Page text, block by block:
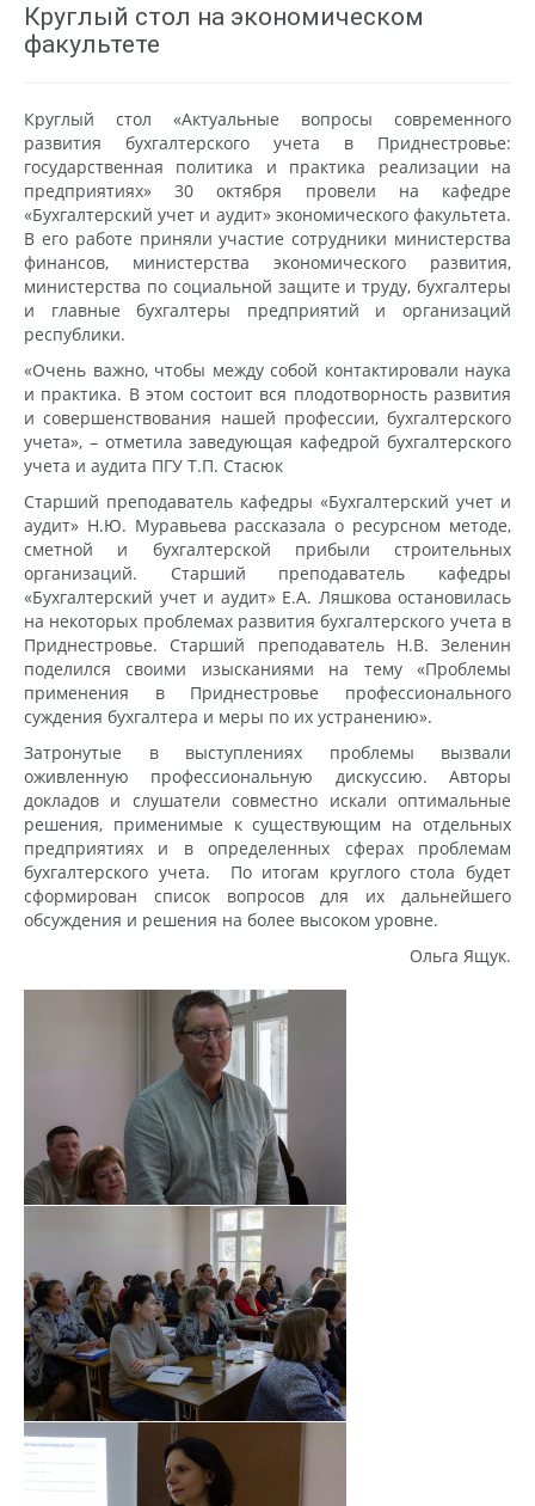
Круглый стол на экономическом
факультете
Круглый стол «Актуальные вопросы современного
развития бухгалтерского учета в Приднестровье:
государственная политика и практика реализации на
предприятиях» 30 октября провели на кафедре
«Бухгалтерский учет и аудит» экономического факультета.
В его работе приняли участие сотрудники министерства
финансов, министерства экономического развития,
министерства по социальной защите и труду, бухгалтеры
и главные бухгалтеры предприятий и организаций
республики.
«Очень важно, чтобы между собой контактировали наука
и практика. В этом состоит вся плодотворность развития
и совершенствования нашей профессии, бухгалтерского
учета», – отметила заведующая кафедрой бухгалтерского
учета и аудита ПГУ Т.П. Стасюк
Старший преподаватель кафедры «Бухгалтерский учет и
аудит» Н.Ю. Муравьева рассказала о ресурсном методе,
сметной и бухгалтерской прибыли строительных
организаций. Старший преподаватель кафедры
«Бухгалтерский учет и аудит» Е.А. Ляшкова остановилась
на некоторых проблемах развития бухгалтерского учета в
Приднестровье. Старший преподаватель Н.В. Зеленин
поделился своими изысканиями на тему «Проблемы
применения в Приднестровье профессионального
суждения бухгалтера и меры по их устранению».
Затронутые в выступлениях проблемы вызвали
оживленную профессиональную дискуссию. Авторы
докладов и слушатели совместно искали оптимальные
решения, применимые к существующим на отдельных
предприятиях и в определенных сферах проблемам
бухгалтерского учета. По итогам круглого стола будет
сформирован список вопросов для их дальнейшего
обсуждения и решения на более высоком уровне.
Ольга Ящук.